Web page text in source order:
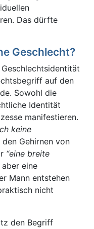
Das dürfte
Geschlecht?
auf den
Sowohl die
Identität
manifestieren.
keine
Gehirnen von
“eine breite
eine
Mann entstehen
nicht
den Begriff